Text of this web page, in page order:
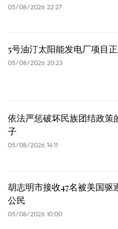
05/08/2026 22:27
5号油汀太阳能发电厂项目
05/08/2026 20:23
依法严惩破坏民族团结政策
子
05/08/2026 14:11
胡志明市接收47名被美国驱
公民
05/08/2026 10:00